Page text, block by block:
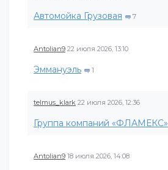
Автомойка Грузовая 7
Antolian9 22 июля 2026, 13:10
Эммануэль 1
telmus_klark 22 июля 2026, 12:36
Группа компаний «ФЛАМЕКС»
Antolian9 18 июля 2026, 14:08